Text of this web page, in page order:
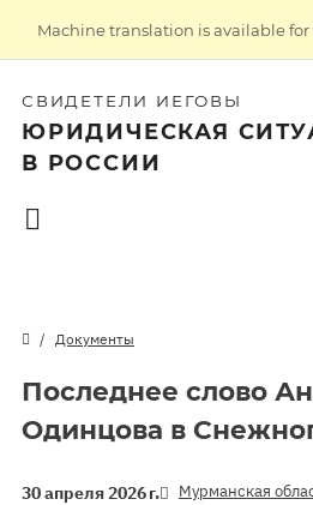
Machine translation is available for
СВИДЕТЕЛИ ИЕГОВЫ
ЮРИДИЧЕСКАЯ
В РОССИИ
Документы
Последнее слово
Одинцова в
30 апреля 2026 г. Мурманская